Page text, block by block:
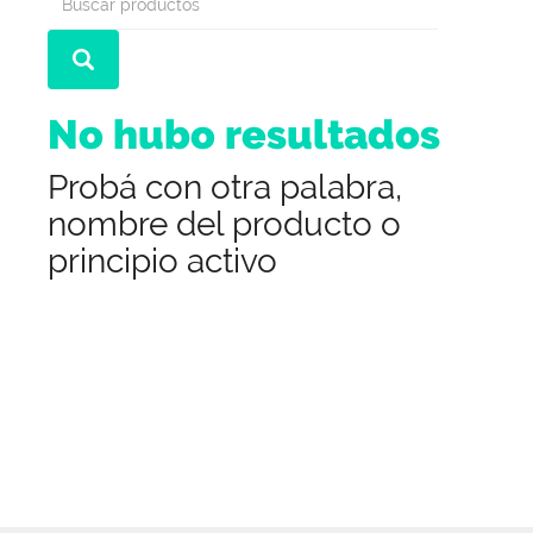
No hubo resultados
Probá con otra palabra,
nombre del producto o
principio activo